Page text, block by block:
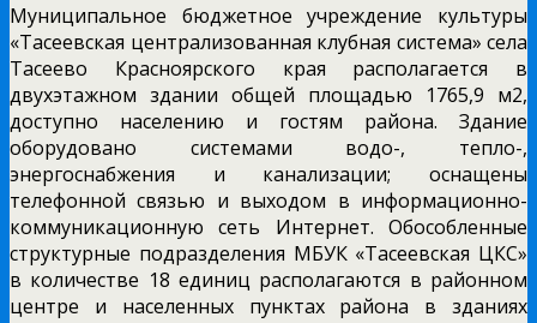
Муниципальное бюджетное учреждение культуры
«Тасеевская централизованная клубная система» села
Тасеево Красноярского края располагается в
двухэтажном здании общей площадью 1765,9 м2,
доступно населению и гостям района. Здание
оборудовано системами водо-, тепло-,
энергоснабжения и канализации; оснащены
телефонной связью и выходом в информационно-
коммуникационную сеть Интернет. Обособленные
структурные подразделения МБУК «Тасеевская ЦКС»
в количестве 18 единиц располагаются в районном
центре и населенных пунктах района в зданиях